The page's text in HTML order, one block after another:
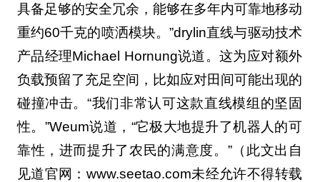
具备足够的安全冗余，能够在多年内可靠地移动
重约60千克的喷洒模块。”drylin直线与驱动技术
产品经理Michael Hornung说道。这为应对额外
负载预留了充足空间，比如应对田间可能出现的
碰撞冲击。“我们非常认可这款直线模组的坚固
性。”Weum说道，“它极大地提升了机器人的可
靠性，进而提升了农民的满意度。”（此文出自
见道官网：www.seetao.com未经允许不得转载